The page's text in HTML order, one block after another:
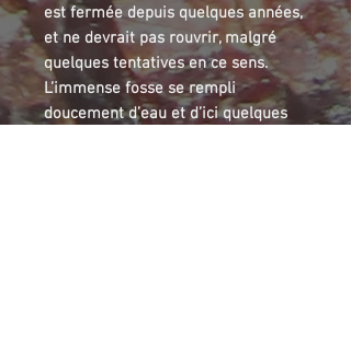
est fermée depuis quelques années,
et ne devrait pas rouvrir, malgré
quelques tentatives en ce sens.
L’immense fosse se rempli
doucement d’eau et d’ici quelques